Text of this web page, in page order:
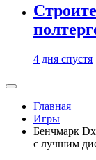
4 дня спустя
Главная
Игры
Бенчмарк
с лучшим